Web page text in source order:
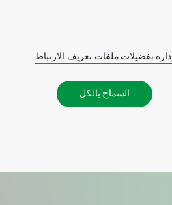
إدارة تفضيلات ملفات تعريف الارتباط
السماح بالكل